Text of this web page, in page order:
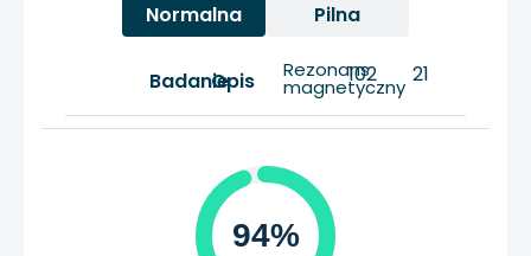
Normalna Pilna
BadanieOpis Rezonans
magnetyczny
102 21
94%